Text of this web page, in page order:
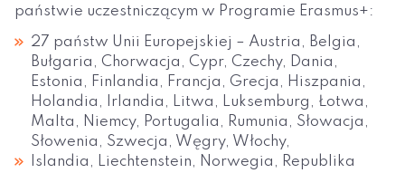
państwie uczestniczącym w Programie Erasmus+:
27 państw Unii Europejskiej – Austria, Belgia,
Bułgaria, Chorwacja, Cypr, Czechy, Dania,
Estonia, Finlandia, Francja, Grecja, Hiszpania,
Holandia, Irlandia, Litwa, Luksemburg, Łotwa,
Malta, Niemcy, Portugalia, Rumunia, Słowacja,
Słowenia, Szwecja, Węgry, Włochy,
Islandia, Liechtenstein, Norwegia, Republika